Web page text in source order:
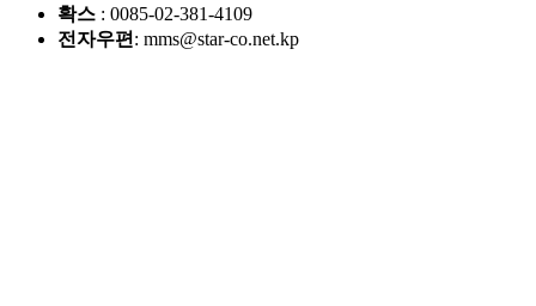
확스 : 0085-02-381-4109
전자우편 : mms@star-co.net.kp